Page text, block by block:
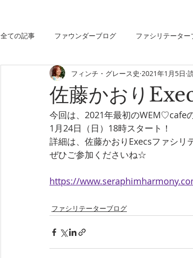
全ての記事 ファウンダーブログ ファシリテーター
ファシリテーターワークショップ 協働 メル
佐藤かおり
フィンチ・グレース史 2021年1月5日
今回は、2021年最初のWEM♡cafe
1月24日（日）18時スタート！
詳細は、佐藤かおりExecsファシリ
ぜひご参加くださいね☆
https://
ファシリテーターブログ